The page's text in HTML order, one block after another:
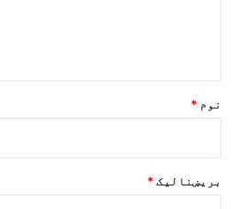
نوم *
بریښنالیک *